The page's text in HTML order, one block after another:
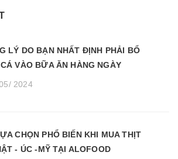
LÝ DO BẠN NHẤT ĐỊNH PHẢI BỔ
VÀO BỮA ĂN HÀNG NGÀY
2024
CHỌN PHỔ BIẾN KHI MUA THỊT
- ÚC -MỸ TẠI ALOFOOD